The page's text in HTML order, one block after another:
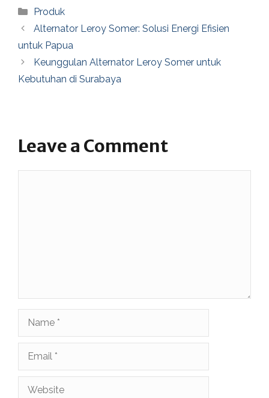
Categories
Produk
Alternator Leroy Somer: Solusi Energi Efisien
untuk Papua
Keunggulan Alternator Leroy Somer untuk
Kebutuhan di Surabaya
Leave a Comment